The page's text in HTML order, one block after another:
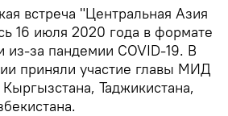
встреча "Центральная Азия
16 июля 2020 года в формате
из-за пандемии COVID-19. В
приняли участие главы МИД
Таджикистана,